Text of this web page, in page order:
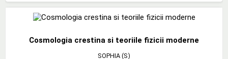
Cosmologia crestina si teoriile fizicii moderne
SOPHIA (S)